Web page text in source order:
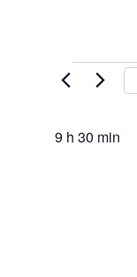
Évènements
for
2021
9 h 30 min